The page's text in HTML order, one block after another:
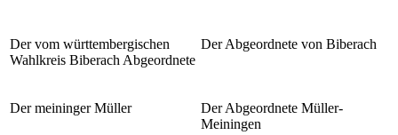
Der vom württembergischen
Wahlkreis Biberach Abgeordnete
Der Abgeordnete von Biberach
Der meininger Müller
Der Abgeordnete Müller-
Meiningen